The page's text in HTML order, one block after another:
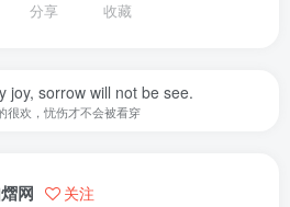
分享 收藏
joy, sorrow will not be see.
很欢，忧伤才不会被看穿
网 关注